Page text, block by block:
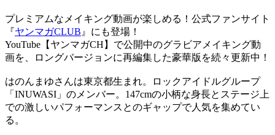
プレミアムなメイキング動画が楽しめる！公式ファンサイト
『ヤンマガCLUB 』にも登場！
YouTube【ヤンマガCH】で公開中のグラビアメイキング動
画を、ロングバージョンに再編集した豪華版を続々更新中！
はのんまゆさんは東京都生まれ。ロックアイドルグループ
「INUWASI」のメンバー。147cmの小柄な身長とステージ上
での激しいパフォーマンスとのギャップで人気を集めてい
る。